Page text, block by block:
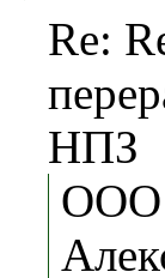
Re:
НПЗ
ООО